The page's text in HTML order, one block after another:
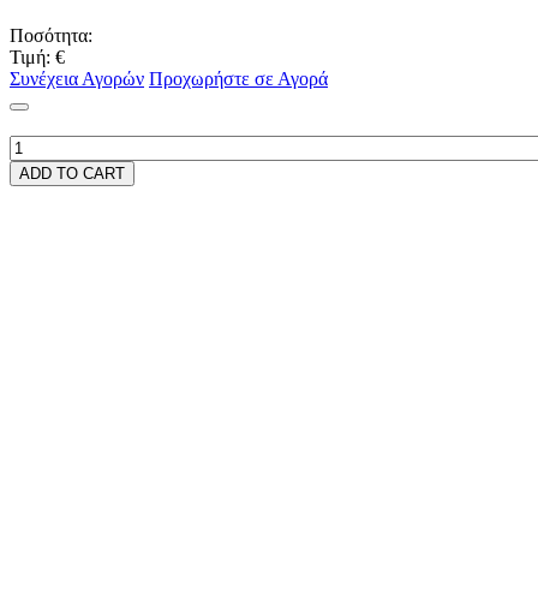
Ποσότητα:
Τιμή: €
Συνέχεια Αγορών Προχωρήστε σε Αγορά
ADD TO CART